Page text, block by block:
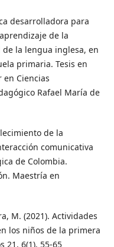
desarrolladora para
de la
la lengua inglesa, en
primaria. Tesis en
Ciencias
Rafael María de
de la
comunicativa
de Colombia.
Maestría en
M. (2021). Actividades
los niños de la primera
21, 6(1), 55-65